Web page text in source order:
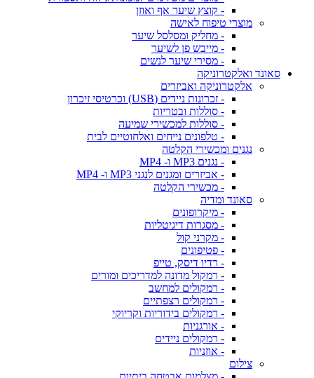
- קוצץ שיער אף ואוזן
מוצרי טיפוח לאישה
- מחליק ומסלסל שיער
- מייבש פן לשיער
- מסירי שיער לנשים
סאונד ואלקטרוניקה
אלקטרוניקה ואביזרים
- זכרונות ניידים (USB) וכרטיסי זיכרון
- סוללות ובטריות
- סוללות למכשירי שמיעה
- טלפונים נייחים ואלחוטיים לבית
נגנים ומכשירי הקלטה
- נגנים MP3 ו- MP4
- אביזרים ומגנים לנגני MP3 ו- MP4
- מכשירי הקלטה
סאונד ומדיה
- מיקרופונים
- מסגרות דיגיטליות
- מקרני קול
- פטיפונים
- רדיו דיסק, טייפ
- רמקול מדונה למדריכים ומורים
- רמקולים למחשב
- רמקולים רצפתיים
- רמקולים בידוריות וקריוקי
- אורגניות
- רמקולים ניידים
- אוזניות
צילום